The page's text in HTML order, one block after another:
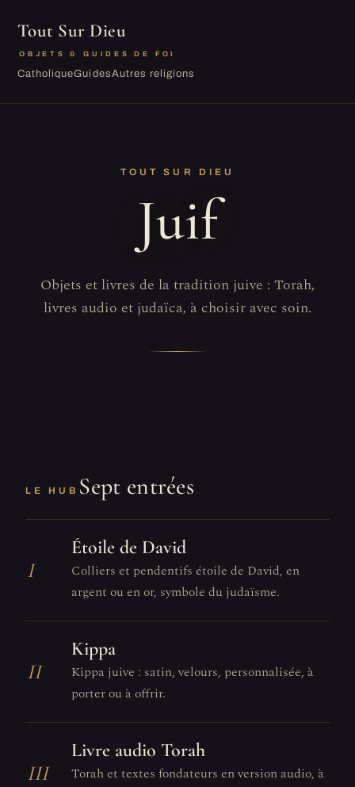
Tout Sur Dieu
OBJETS & GUIDES DE FOI
CatholiqueGuidesAutres religions
TOUT SUR DIEU
Juif
Objets et livres de la tradition juive : Torah,
livres audio et judaïca, à choisir avec soin.
LE HUB Sept entrées
I
Étoile de David
Colliers et pendentifs étoile de David, en
argent ou en or, symbole du judaïsme.
II
Kippa
Kippa juive : satin, velours, personnalisée, à
porter ou à offrir.
III
Livre audio Torah
Torah et textes fondateurs en version audio, à